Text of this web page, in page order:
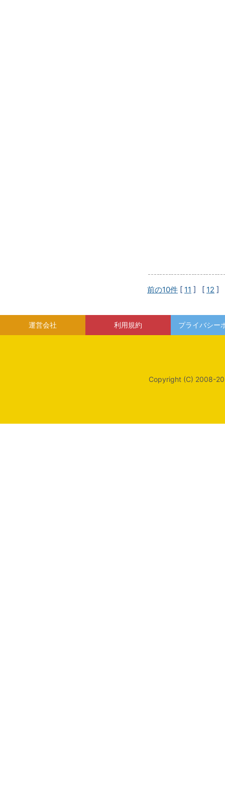
前の10件 [ 11 ] [ 12 ]
運営会社 利用規約 プライバシー
Copyright (C) 2008-